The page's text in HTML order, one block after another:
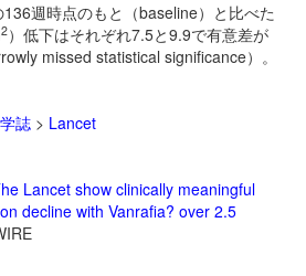
週時点のもと（baseline）と比べた
2）低下はそれぞれ7.5と9.9で有意差が
missed statistical significance）。
誌 > Lancet
Lancet show clinically meaningful
decline with Vanrafia? over 2.5